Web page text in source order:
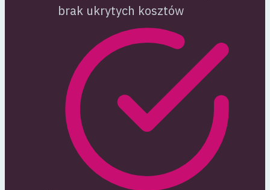
brak ukrytych kosztów